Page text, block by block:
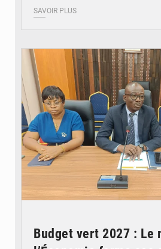
SAVOIR PLUS
Budget vert 2027 : Le